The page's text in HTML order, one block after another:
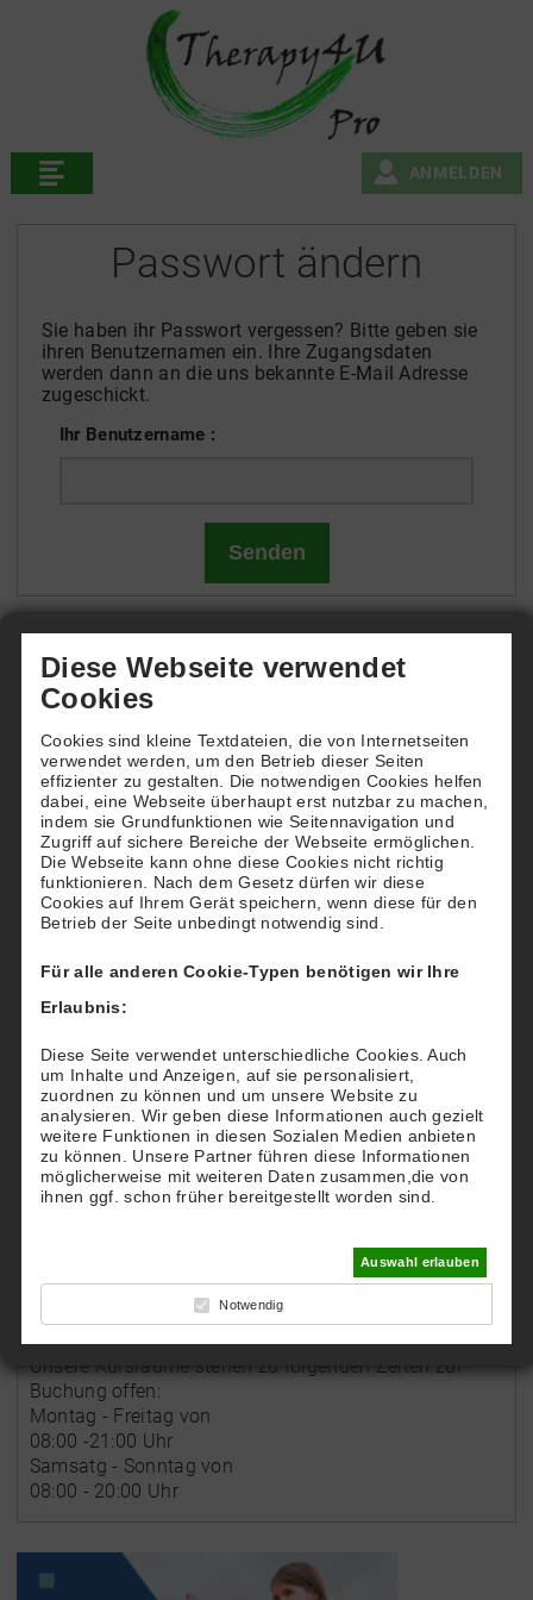
ANMELDEN
Passwort ändern
Sie haben ihr Passwort vergessen? Bitte geben sie
ihren Benutzernamen ein. Ihre Zugangsdaten
werden dann an die uns bekannte E-Mail Adresse
zugeschickt.
Ihr Benutzername :
Kontakt
Kursräume Kempten
Kursraum 1:
Schumacherring 11
Kursraum 2:
Prälat-Götz-Str. 3
Email:
kurse
@therapy4u.de
Telefon:
08321 - 7889559
Web:
Öffnungszeiten
Unsere Kursräume stehen zu folgenden Zeiten zur
Buchung offen:
Montag - Freitag von
08:00 -21:00 Uhr
Samsatg - Sonntag von
08:00 - 20:00 Uhr
Diese Webseite verwendet
Cookies
Cookies sind kleine Textdateien, die von Internetseiten
verwendet werden, um den Betrieb dieser Seiten
effizienter zu gestalten. Die notwendigen Cookies helfen
dabei, eine Webseite überhaupt erst nutzbar zu machen,
indem sie Grundfunktionen wie Seitennavigation und
Zugriff auf sichere Bereiche der Webseite ermöglichen.
Die Webseite kann ohne diese Cookies nicht richtig
funktionieren. Nach dem Gesetz dürfen wir diese
Cookies auf Ihrem Gerät speichern, wenn diese für den
Betrieb der Seite unbedingt notwendig sind.
Für alle anderen Cookie-Typen benötigen wir Ihre
Erlaubnis:
Diese Seite verwendet unterschiedliche Cookies. Auch
um Inhalte und Anzeigen, auf sie personalisiert,
zuordnen zu können und um unsere Website zu
analysieren. Wir geben diese Informationen auch gezielt
weitere Funktionen in diesen Sozialen Medien anbieten
zu können. Unsere Partner führen diese Informationen
möglicherweise mit weiteren Daten zusammen,die von
ihnen ggf. schon früher bereitgestellt worden sind.
Auswahl erlauben
Notwendig